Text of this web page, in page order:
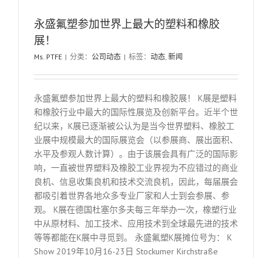
永盛氟塑参加世界上最大的塑料和橡胶
展！
Ms. PTFE | 分类： 公司动态 | 标签： 动态, 新闻
永盛氟塑参加世界上最大的塑料和橡胶展！ K展是塑料
和橡胶行业中最大的国际性展览及创新平台。近半个世
纪以来，K展已逐渐被公认为是当今世界塑料、橡胶工
业展中规模最大的国际展览会（以参展商、展出面积、
水平及参观人数计算）。由于该展会具有广泛的国际影
响，一直被世界塑料及橡胶工业界视为不应错过的商业
良机、信息收集良机和技术交流良机，因此，每届展会
都吸引着世界各地众多专业厂家和人士到会参展、参
观。 K展在德国杜塞尔多夫每三年举办一次，橡塑行业
中从原材料、加工技术、应用技术到全球最先进的技术
等等都能在K展中寻觅到。 永盛氟塑K展摊位号为： K
Show 2019年10月16-23日 Stockumer Kirchstraße